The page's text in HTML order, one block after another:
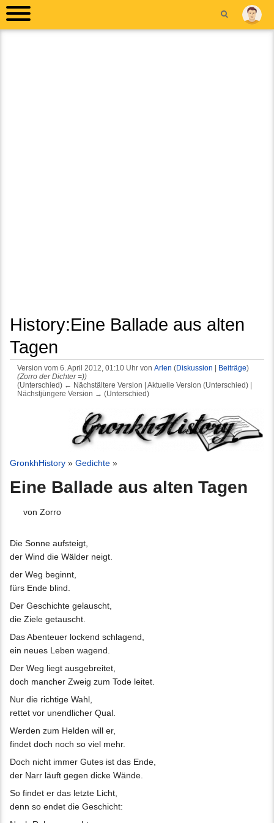
History:Eine Ballade aus alten
Tagen
Version vom 6. April 2012, 01:10 Uhr von Arlen (Diskussion Beiträge)
(Zorro der Dichter =))
(Unterschied) ← Nächstältere Version | Aktuelle Version (Unterschied) |
Nächstjüngere Version → (Unterschied)
GronkhHistory » Gedichte »
Eine Ballade aus alten Tagen
von Zorro
Die Sonne aufsteigt,
der Wind die Wälder neigt.
der Weg beginnt,
fürs Ende blind.
Der Geschichte gelauscht,
die Ziele getauscht.
Das Abenteuer lockend schlagend,
ein neues Leben wagend.
Der Weg liegt ausgebreitet,
doch mancher Zweig zum Tode leitet.
Nur die richtige Wahl,
rettet vor unendlicher Qual.
Werden zum Helden will er,
findet doch noch so viel mehr.
Doch nicht immer Gutes ist das Ende,
der Narr läuft gegen dicke Wände.
So findet er das letzte Licht,
denn so endet die Geschicht: